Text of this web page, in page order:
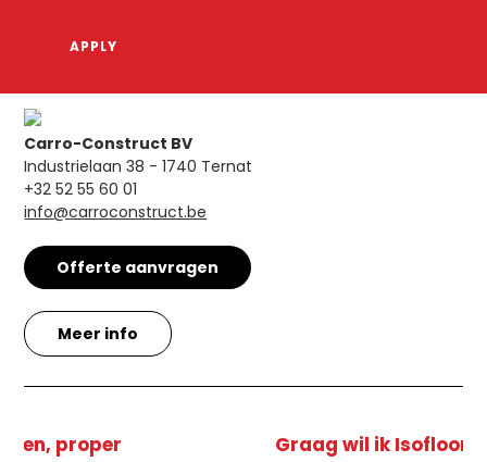
Carro-Construct BV
Industrielaan 38 - 1740 Ternat
+32 52 55 60 01
info@carroconstruct.be
Offerte aanvragen
Meer info
Graag wil ik Isofloor bedanken